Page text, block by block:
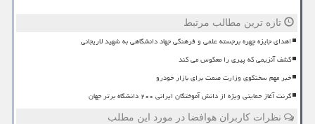
تازه ترین مطالب مرتبط
اهدای جایزه چهره برجسته علمی و فرهنگی جهاد دانشگاهی به شهید لاریجانی
کشف آنزیمی که پیری را معکوس می کند
خبر مهم سخنگوی وزارت صمت برای بازار خودرو
گرنت آغاز حمایتی ویژه از دانش آموختگان ایرانی ۲۰۰ دانشگاه برتر جهان
نظرات کاربران هوافضا در مورد این مطلب